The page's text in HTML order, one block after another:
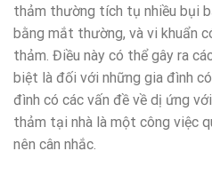
thảm thường tích tụ nhiều bụi
bằng mắt thường, và vi khuẩn
thảm. Điều này có thể gây ra
biệt là đối với những gia đình
đình có các vấn đề về dị ứng
thảm tại nhà là một công việc
nên cân nhắc.